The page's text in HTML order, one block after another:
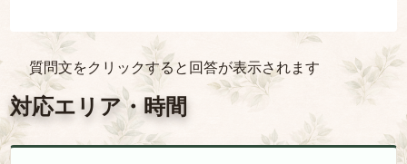
質問文をクリックすると回答が表示されます
対応エリア・時間